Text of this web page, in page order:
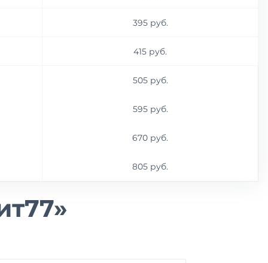
395 руб.
415 руб.
505 руб.
595 руб.
670 руб.
805 руб.